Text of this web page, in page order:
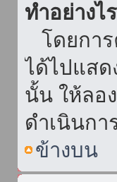
ทำอย่างไ
โดยการ
ได้ไปแส
นั้น ให้ลอ
ดำเนินกา
ข้างบน